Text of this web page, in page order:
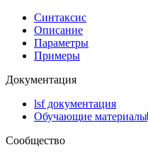
Синтаксис
Описание
Параметры
Примеры
Документация
lsf документация
Обучающие материалы
Сообщество